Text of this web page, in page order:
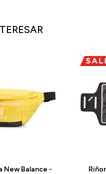
New Balance -